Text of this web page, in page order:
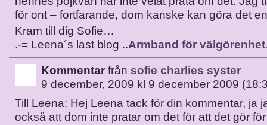
för ont – fortfarande, dom kanske kan göra det
Kram till dig Sofie…
.-= Leena´s last blog ..Armband för
Kommentar från sofie charlies syster
9 december, 2009 kl 9 december 2009
Till Leena: Hej Leena tack för din kommentar, ja
också att dom inte pratar om det för att det gör